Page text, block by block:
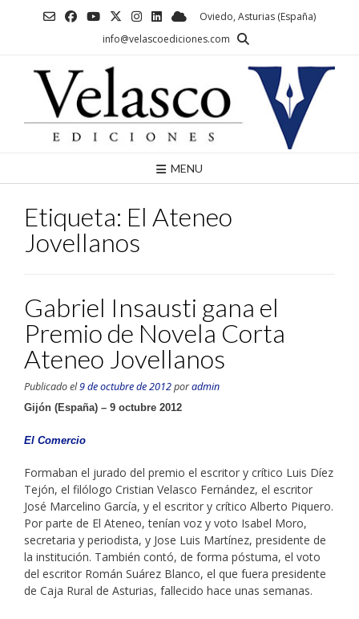
Oviedo, Asturias (España)
info@velascoediciones.com
MENU
Etiqueta: El Ateneo
Jovellanos
Gabriel Insausti gana el
Premio de Novela Corta
Ateneo Jovellanos
Publicado el9 de octubre de 2012poradmin
Gijón (España) – 9 octubre 2012
El Comercio
Formaban el jurado del premio el escritor y crítico Luis Díez
Tejón, el filólogo Cristian Velasco Fernández, el escritor
José Marcelino García, y el escritor y crítico Alberto Piquero.
Por parte de El Ateneo, tenían voz y voto Isabel Moro,
secretaria y periodista, y Jose Luis Martínez, presidente de
la institución. También contó, de forma póstuma, el voto
del escritor Román Suárez Blanco, el que fuera presidente
de Caja Rural de Asturias, fallecido hace unas semanas.